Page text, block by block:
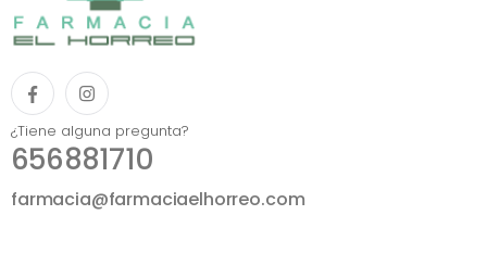
¿Tiene alguna pregunta?
656881710
farmacia@farmaciaelhorreo.com